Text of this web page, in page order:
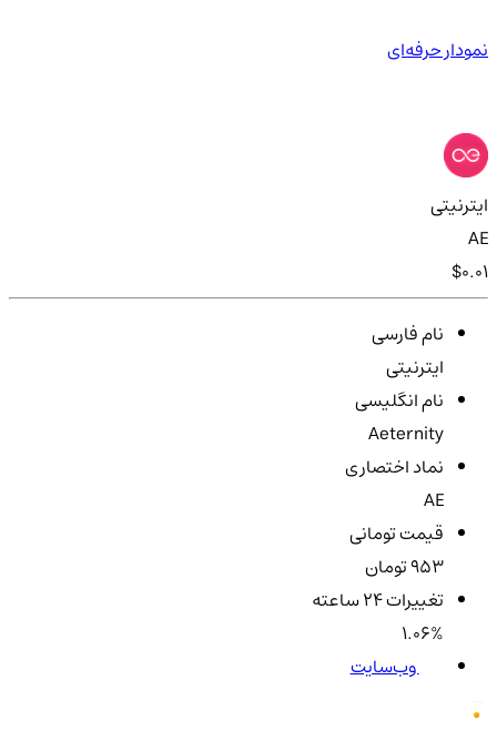
نمودار حرفه‌ای
ایترنیتی
AE
$0.01
نام فارسی
ایترنیتی
نام انگلیسی
Aeternity
نماد اختصاری
AE
قیمت تومانی
953 تومان
تغییرات ۲۴ ساعته
1.06%
وب‌سایت